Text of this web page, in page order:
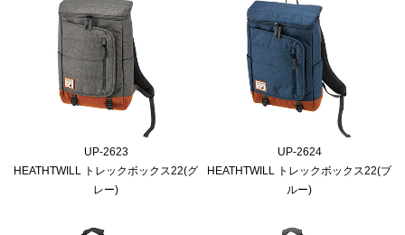
UP-2623
HEATHTWILL トレックボックス22(グ
レー)
UP-2624
HEATHTWILL トレックボックス22(ブ
ルー)